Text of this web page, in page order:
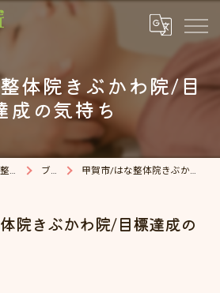
体院きぶかわ院/目
成の気持ち
甲賀市でダイエット・整体院ならはな整体院 ブログ 甲賀市/はな整体院きぶかわ院/目標達成の気持ち
院きぶかわ院/目標達成の